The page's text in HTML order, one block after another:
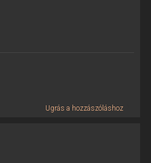
Ugrás a hozzászóláshoz